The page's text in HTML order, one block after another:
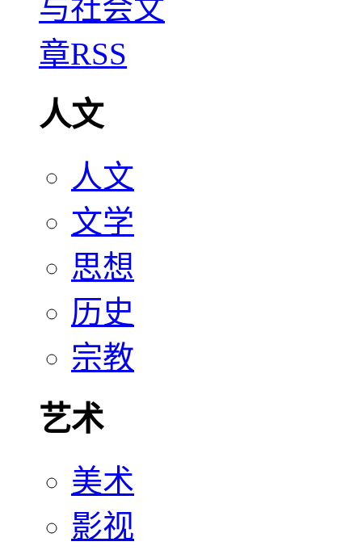
人文
人文
文学
思想
历史
宗教
艺术
美术
影视